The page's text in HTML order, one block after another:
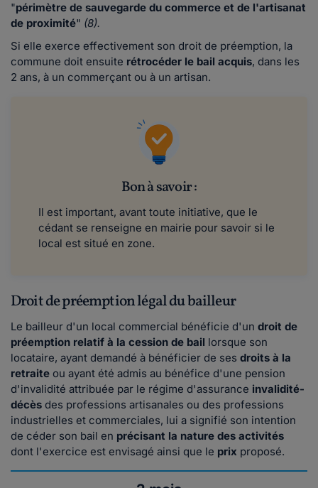
"périmètre de sauvegarde du commerce et de l'artisanat
de proximité" (8).
Si elle exerce effectivement son droit de préemption, la
commune doit ensuite rétrocéder le bail acquis, dans les
2 ans, à un commerçant ou à un artisan.
Bon à savoir :
Il est important, avant toute initiative, que le
cédant se renseigne en mairie pour savoir si le
local est situé en zone.
Droit de préemption légal du bailleur
Le bailleur d'un local commercial bénéficie d'un droit de
préemption relatif à la cession de bail lorsque son
locataire, ayant demandé à bénéficier de ses droits à la
retraite ou ayant été admis au bénéfice d'une pension
d'invalidité attribuée par le régime d'assurance invalidité-
décès des professions artisanales ou des professions
industrielles et commerciales, lui a signifié son intention
de céder son bail en précisant la nature des activités
dont l'exercice est envisagé ainsi que le prix proposé.